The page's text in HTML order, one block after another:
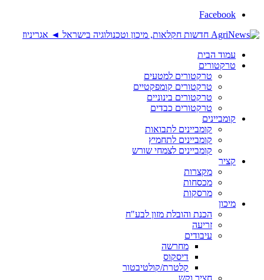
Facebook
עמוד הבית
טרקטורים
טרקטורים למטעים
טרקטורים קומפקטיים
טרקטורים בינוניים
טרקטורים כבדים
קומביינים
קומביינים לתבואות
קומביינים לתחמיץ
קומביינים לצמחי שורש
קציר
מקצרות
מכסחות
מרסקות
מיכון
הכנת והובלת מזון לבע"ח
זריעה
עיבודים
מחרשה
דיסקוס
קלטרת/קולטיבטור
חציר וקש